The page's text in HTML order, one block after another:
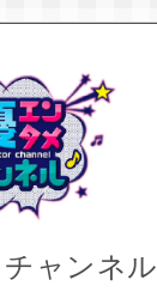
チャンネル